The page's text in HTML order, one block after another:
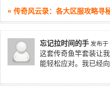
« 传奇风云录：各大区服攻略寻
忘记拉时间的手 发布
这套传奇鱼竿套装让
能轻松应对。我已经